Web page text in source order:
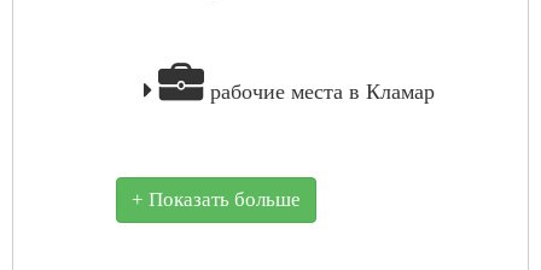
рабочие места в Кламар
+ Показать больше